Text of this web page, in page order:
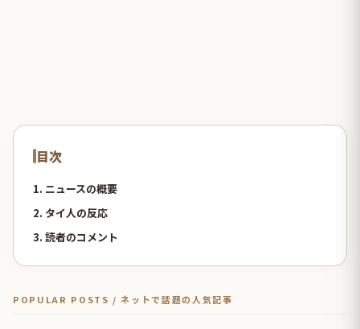
目次
1. ニュースの概要
2. タイ人の反応
3. 読者のコメント
POPULAR POSTS / ネットで話題の人気記事